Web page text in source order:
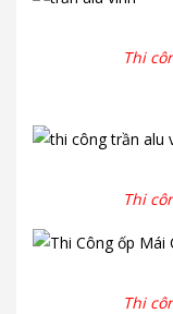
Thi
Thi
Thi